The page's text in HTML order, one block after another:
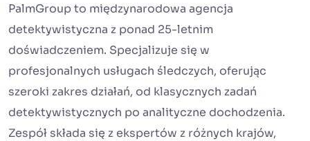
PalmGroup to międzynarodowa agencja
detektywistyczna z ponad 25-letnim
doświadczeniem. Specjalizuje się w
profesjonalnych usługach śledczych, oferując
szeroki zakres działań, od klasycznych zadań
detektywistycznych po analityczne dochodzenia.
Zespół składa się z ekspertów z różnych krajów,